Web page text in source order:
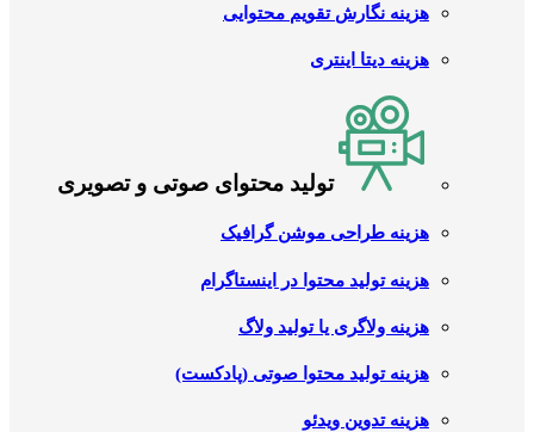
هزینه نگارش تقویم محتوایی
هزینه دیتا اینتری
تولید محتوای صوتی و تصویری
هزینه طراحی موشن گرافیک
هزینه تولید محتوا در اینستاگرام
هزینه ولاگری یا تولید ولاگ
هزینه تولید محتوا صوتی (پادکست)
هزینه تدوین ویدئو